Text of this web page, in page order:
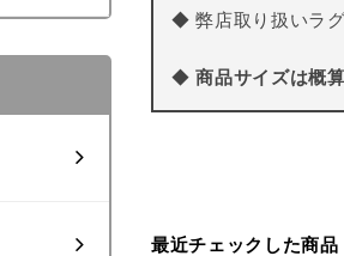
◆ 弊店取り扱いラ
◆商品サイズは概
最近チェックした商品